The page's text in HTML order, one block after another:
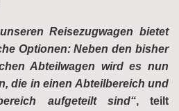
Reisezugwagen bietet
Optionen: Neben den bisher
Abteilwagen wird es nun
die in einen Abteilbereich und
aufgeteilt sind“, teilt